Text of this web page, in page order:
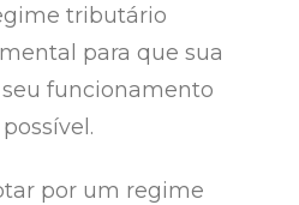
tributário
para que sua
funcionamento
por um regime